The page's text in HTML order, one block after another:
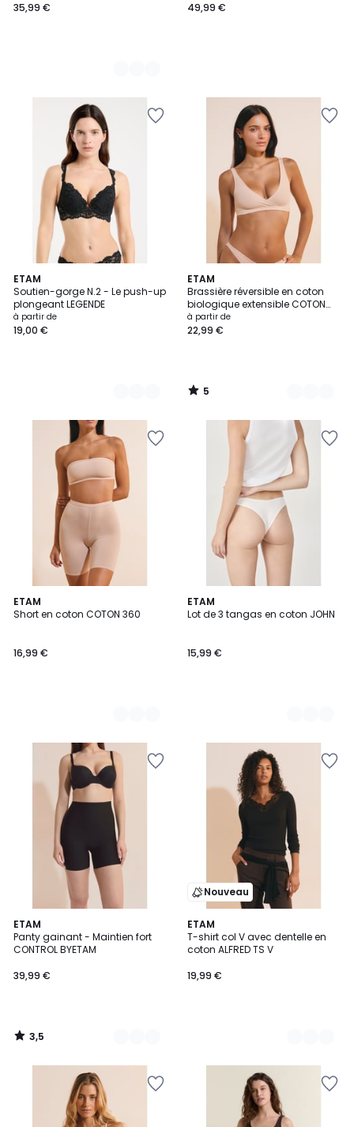
35,99 €
49,99 €
ETAM
Soutien-gorge N.2 - Le push-up
plongeant LEGENDE
à partir de
19,00 €
6
Couleurs
ETAM
Brassière réversible en coton
biologique extensible COTON
360
à partir de
22,99 €
5
/
5
5
Couleurs
5
/
ETAM
Short en coton COTON 360
16,99 €
2
Couleurs
ETAM
Lot de 3 tangas en coton JOHN
15,99 €
8
Couleurs
ETAM
Panty gainant - Maintien fort
CONTROL BYETAM
39,99 €
3,5
/ 5
2
Couleurs
3,5
/
Nouveau
ETAM
T-shirt col V avec dentelle en
coton ALFRED TS V
19,99 €
3
Couleurs